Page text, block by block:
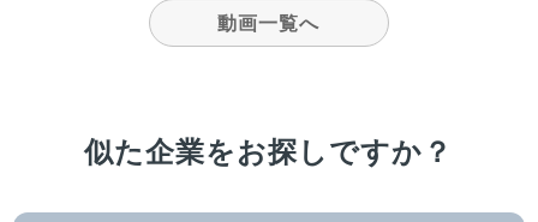
動画一覧へ
似た企業をお探しですか？